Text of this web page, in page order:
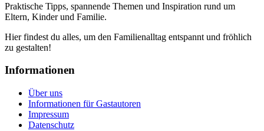
Praktische Tipps, spannende Themen und Inspiration rund um
Eltern, Kinder und Familie.
Hier findest du alles, um den Familienalltag entspannt und fröhlich
zu gestalten!
Informationen
Über uns
Informationen für Gastautoren
Impressum
Datenschutz